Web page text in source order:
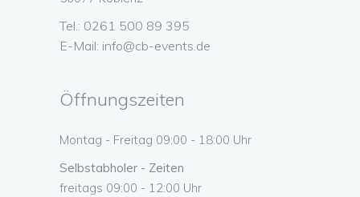
Tel.: 0261 500 89 395
E-Mail: info@cb-events.de
Öffnungszeiten
Montag - Freitag 09:00 - 18:00 Uhr
Selbstabholer - Zeiten
freitags 09:00 - 12:00 Uhr